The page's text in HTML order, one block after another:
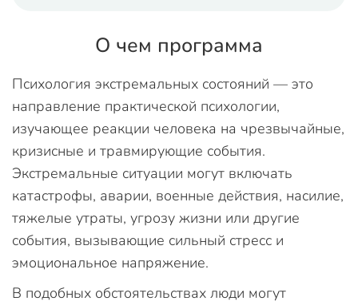
О чем программа
Психология экстремальных состояний — это
направление практической психологии,
изучающее реакции человека на чрезвычайные,
кризисные и травмирующие события.
Экстремальные ситуации могут включать
катастрофы, аварии, военные действия, насилие,
тяжелые утраты, угрозу жизни или другие
события, вызывающие сильный стресс и
эмоциональное напряжение.
В подобных обстоятельствах люди могут